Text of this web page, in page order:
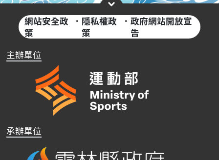
網站安全政
策
· 隱私權政
策
· 政府網站開放宣
告
主辦單位
承辦單位